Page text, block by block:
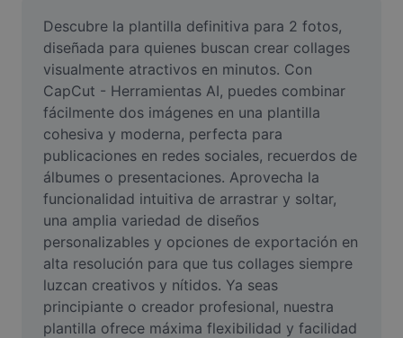
Meme Generator
AI Text Remover
AI People Remover
AI Inpainting
Face Cutout
Video
Remove video BG
Enhance quality
Descubre la plantilla definitiva para 2 fotos,
diseñada para quienes buscan crear collages
visualmente atractivos en minutos. Con
CapCut - Herramientas AI, puedes combinar
fácilmente dos imágenes en una plantilla
cohesiva y moderna, perfecta para
publicaciones en redes sociales, recuerdos de
álbumes o presentaciones. Aprovecha la
funcionalidad intuitiva de arrastrar y soltar,
una amplia variedad de diseños
personalizables y opciones de exportación en
alta resolución para que tus collages siempre
luzcan creativos y nítidos. Ya seas
principiante o creador profesional, nuestra
plantilla ofrece máxima flexibilidad y facilidad